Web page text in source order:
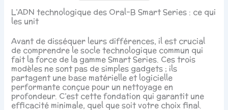
L’ADN technologique des Oral-B Smart Series : ce qui
les unit
Avant de disséquer leurs différences, il est crucial
de comprendre le socle technologique commun qui
fait la force de la gamme Smart Series. Ces trois
modèles ne sont pas de simples gadgets ; ils
partagent une base matérielle et logicielle
performante conçue pour un nettoyage en
profondeur. C’est cette fondation qui garantit une
efficacité minimale, quel que soit votre choix final.